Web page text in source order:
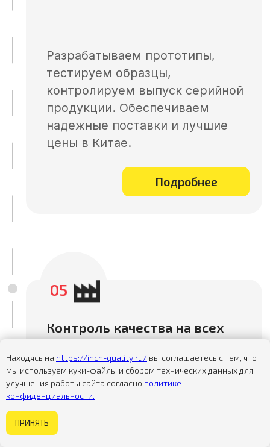
Находясь на https://inch-quality.ru/ вы соглашаетесь с тем, что
мы используем куки-файлы и сбором технических данных для
улучшения работы сайта согласно политике
конфиденциальности.
ПРИНЯТЬ